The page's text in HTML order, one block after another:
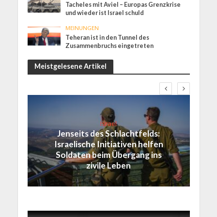
Tacheles mit Aviel – Europas Grenzkrise
und wieder ist Israel schuld
MEINUNGEN
Teheran ist in den Tunnel des
Zusammenbruchs eingetreten
Meistgelesene Artikel
Israel
Jenseits des Schlachtfelds:
Israelische Initiativen helfen
Soldaten beim Übergang ins
zivile Leben